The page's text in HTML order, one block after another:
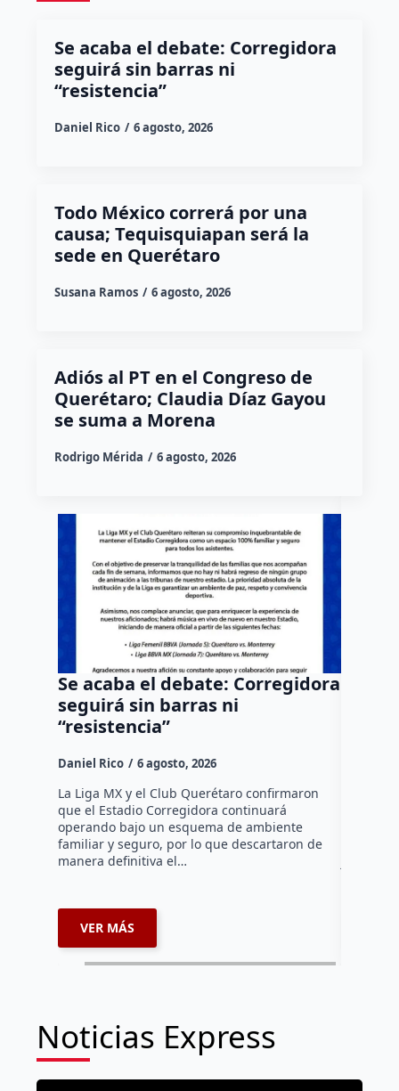
Se acaba el debate: Corregidora
seguirá sin barras ni
“resistencia”
Daniel Rico 6 agosto, 2026
Todo México correrá por una
causa; Tequisquiapan será la
sede en Querétaro
Susana Ramos 6 agosto, 2026
Adiós al PT en el Congreso de
Querétaro; Claudia Díaz Gayou
se suma a Morena
Rodrigo Mérida 6 agosto, 2026
Se acaba el debate: Corregidora
seguirá sin barras ni
“resistencia”
Daniel Rico 6 agosto, 2026
La Liga MX y el Club Querétaro confirmaron
que el Estadio Corregidora continuará
operando bajo un esquema de ambiente
familiar y seguro, por lo que descartaron de
manera definitiva el…
VER MÁS
Noticias Express